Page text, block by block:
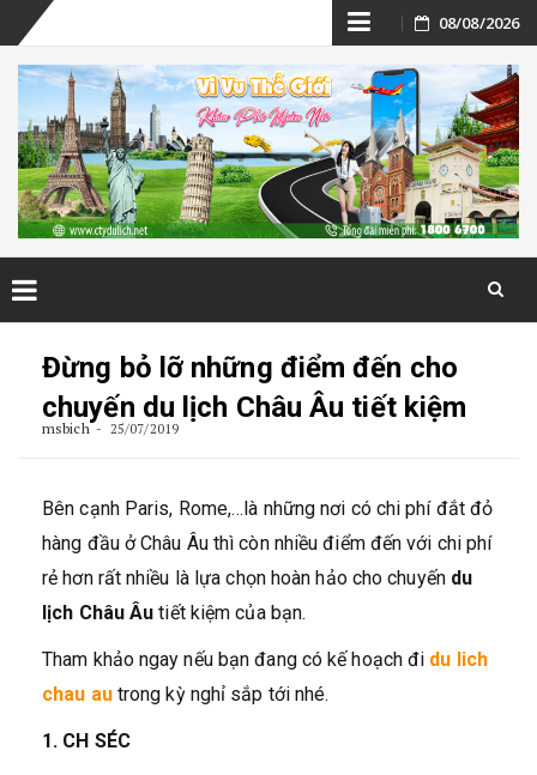
Skip
to
content
08/08/2026
Đừng bỏ lỡ những điểm đến cho
chuyến du lịch Châu Âu tiết kiệm
msbich 25/07/2019
Bên cạnh Paris, Rome,…là những nơi có chi phí đắt đỏ
hàng đầu ở Châu Âu thì còn nhiều điểm đến với chi phí
rẻ hơn rất nhiều là lựa chọn hoàn hảo cho chuyếndu
lịch Châu Âutiết kiệm của bạn.
Tham khảo ngay nếu bạn đang có kế hoạch đi du lich
chau autrong kỳ nghỉ sắp tới nhé.
1. CH SÉC